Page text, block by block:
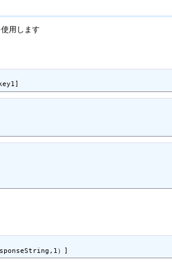
用します
）]